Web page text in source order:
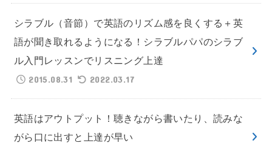
シラブル（音節）で英語のリズム感を良くする＋英
語が聞き取れるようになる！シラブルパパのシラブ
ル入門レッスンでリスニング上達
2015.08.31
2022.03.17
英語はアウトプット！聴きながら書いたり、読みな
がら口に出すと上達が早い